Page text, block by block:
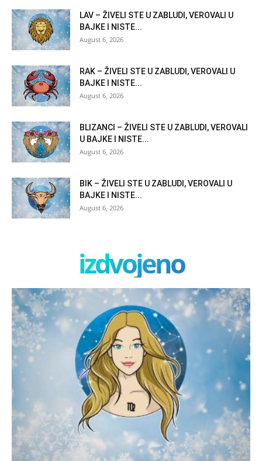
LAV – ŽIVELI STE U ZABLUDI, VEROVALI U
BAJKE I NISTE...
August 6, 2026
RAK – ŽIVELI STE U ZABLUDI, VEROVALI U
BAJKE I NISTE...
August 6, 2026
BLIZANCI – ŽIVELI STE U ZABLUDI, VEROVALI
U BAJKE I NISTE...
August 6, 2026
BIK – ŽIVELI STE U ZABLUDI, VEROVALI U
BAJKE I NISTE...
August 6, 2026
izdvojeno